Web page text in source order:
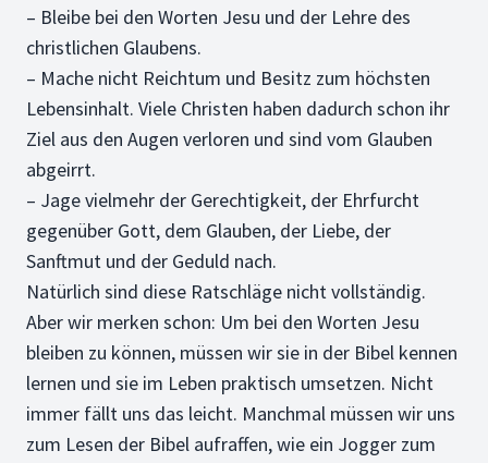
– Bleibe bei den Worten Jesu und der Lehre des
christlichen Glaubens.
– Mache nicht Reichtum und Besitz zum höchsten
Lebensinhalt. Viele Christen haben dadurch schon ihr
Ziel aus den Augen verloren und sind vom Glauben
abgeirrt.
– Jage vielmehr der Gerechtigkeit, der Ehrfurcht
gegenüber Gott, dem Glauben, der Liebe, der
Sanftmut und der Geduld nach.
Natürlich sind diese Ratschläge nicht vollständig.
Aber wir merken schon: Um bei den Worten Jesu
bleiben zu können, müssen wir sie in der Bibel kennen
lernen und sie im Leben praktisch umsetzen. Nicht
immer fällt uns das leicht. Manchmal müssen wir uns
zum Lesen der Bibel aufraffen, wie ein Jogger zum